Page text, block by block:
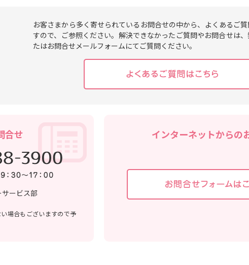
お客さまから多く寄せられているお問合せの中から、よくあるご
すので、ご参照ください。解決できなかったご質問やお問合せは
たはお問合せメールフォームにてご質問ください。
合せ
ービス部
場合もございますので予
インターネットからの